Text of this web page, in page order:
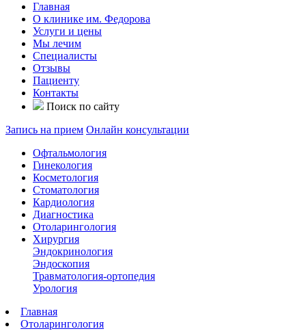
Главная
О клинике им. Федорова
Услуги и цены
Мы лечим
Специалисты
Отзывы
Пациенту
Контакты
Поиск по сайту
Запись на прием Онлайн консультации
Офтальмология
Гинекология
Косметология
Стоматология
Кардиология
Диагностика
Отоларингология
Хирургия
Эндокринология
Эндоскопия
Травматология-ортопедия
Урология
Главная
Отоларингология